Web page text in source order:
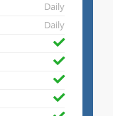
Daily
Daily